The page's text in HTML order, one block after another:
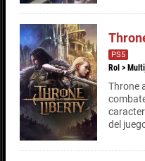
PS5
Rol >
Throne
del